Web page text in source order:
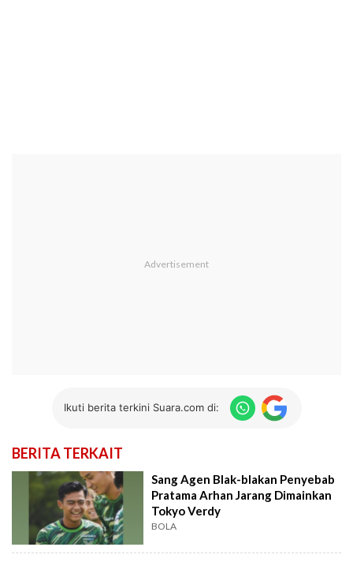
Ikuti berita terkini Suara.com di:
BERITA TERKAIT
Sang Agen Blak-blakan Penyebab
Pratama Arhan Jarang Dimainkan
Tokyo Verdy
BOLA